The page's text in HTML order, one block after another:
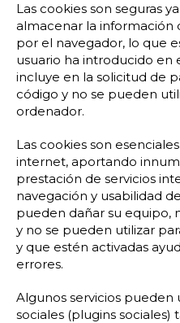
Las cookies son seguras
almacenar la información
por el navegador, lo que
usuario ha introducido en
incluye en la solicitud de
código y no se pueden
ordenador.
Las cookies son
internet, aportando
prestación de servicios
navegación y usabilidad
pueden dañar su equipo,
y no se pueden utilizar
y que estén activadas
errores.
Algunos servicios pueden
sociales (plugins